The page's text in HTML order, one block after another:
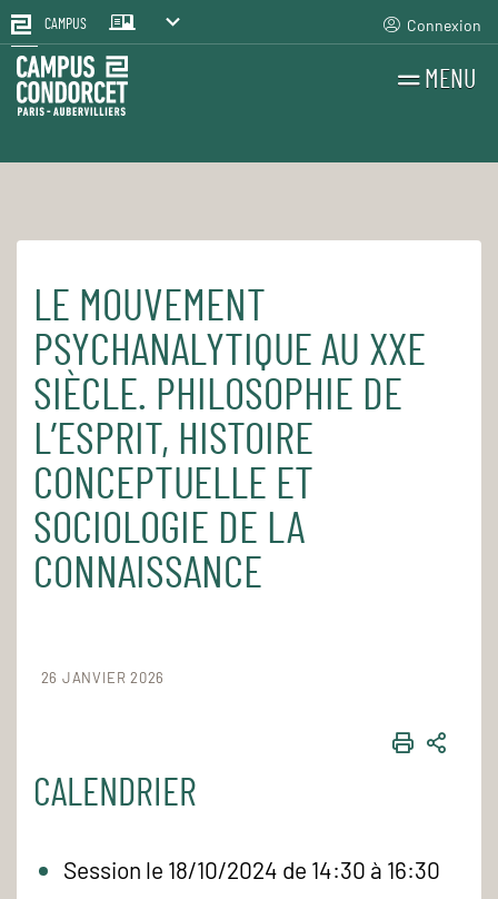
CAMPUS Connexion
MENU
Accueil Pour le quotidien Les cours et séminaires
LE MOUVEMENT
PSYCHANALYTIQUE AU XXE
SIÈCLE. PHILOSOPHIE DE
L’ESPRIT, HISTOIRE
CONCEPTUELLE ET
SOCIOLOGIE DE LA
CONNAISSANCE
26 JANVIER 2026
CALENDRIER
Session le 18/10/2024 de 14:30 à 16:30